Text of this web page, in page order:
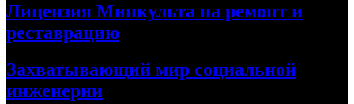
Лицензия Минкульта на ремонт и
реставрацию
Захватывающий мир социальной
инженерии